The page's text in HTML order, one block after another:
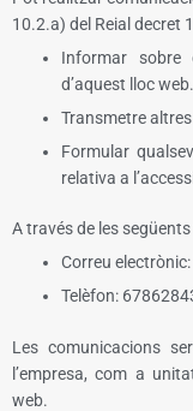
10.2.a) del Reial decret
Informar sobre
d’aquest lloc web.
Transmetre
Formular
relativa a
A través de les següents
Correu electrònic:
Telèfon:
Les comunicacions
l’empresa, com a
web.